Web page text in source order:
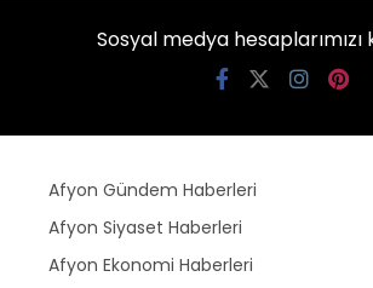
Sosyal medya hesaplarımızı
Afyon Gündem Haberleri
Afyon Siyaset Haberleri
Afyon Ekonomi Haberleri